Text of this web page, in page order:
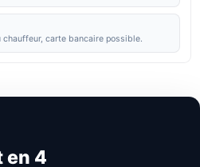
chauffeur, carte bancaire possible.
en 4